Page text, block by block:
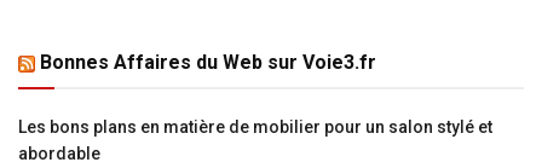
Bonnes Affaires du Web sur Voie3.fr
Les bons plans en matière de mobilier pour un salon stylé et
abordable